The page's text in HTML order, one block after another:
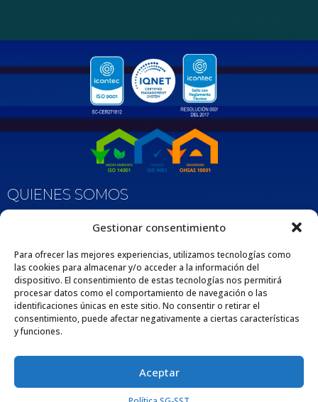
Gestionar consentimiento
Para ofrecer las mejores experiencias, utilizamos tecnologías como
las cookies para almacenar y/o acceder a la información del
dispositivo. El consentimiento de estas tecnologías nos permitirá
procesar datos como el comportamiento de navegación o las
identificaciones únicas en este sitio. No consentir o retirar el
consentimiento, puede afectar negativamente a ciertas características
y funciones.
Aceptar
QUIENES SOMOS
a fabricar y comercializar tuberías y accesorios de polipropileno, adaptados
extensa trayectoria respalda nuestro compromiso con la excelencia y la
satisfacción de nuestros clientes por medio de nuestros productos y servicios.